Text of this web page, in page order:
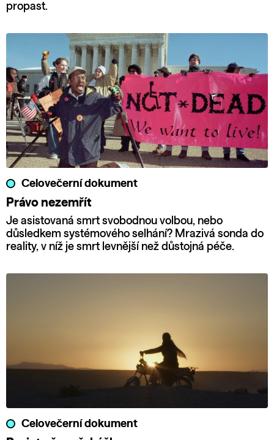
propast.
Celovečerní dokument
Právo nezemřít
Je asistovaná smrt svobodnou volbou, nebo
důsledkem systémového selhání? Mrazivá sonda do
reality, v níž je smrt levnější než důstojná péče.
Celovečerní dokument